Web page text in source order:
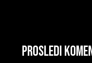
Prosledi